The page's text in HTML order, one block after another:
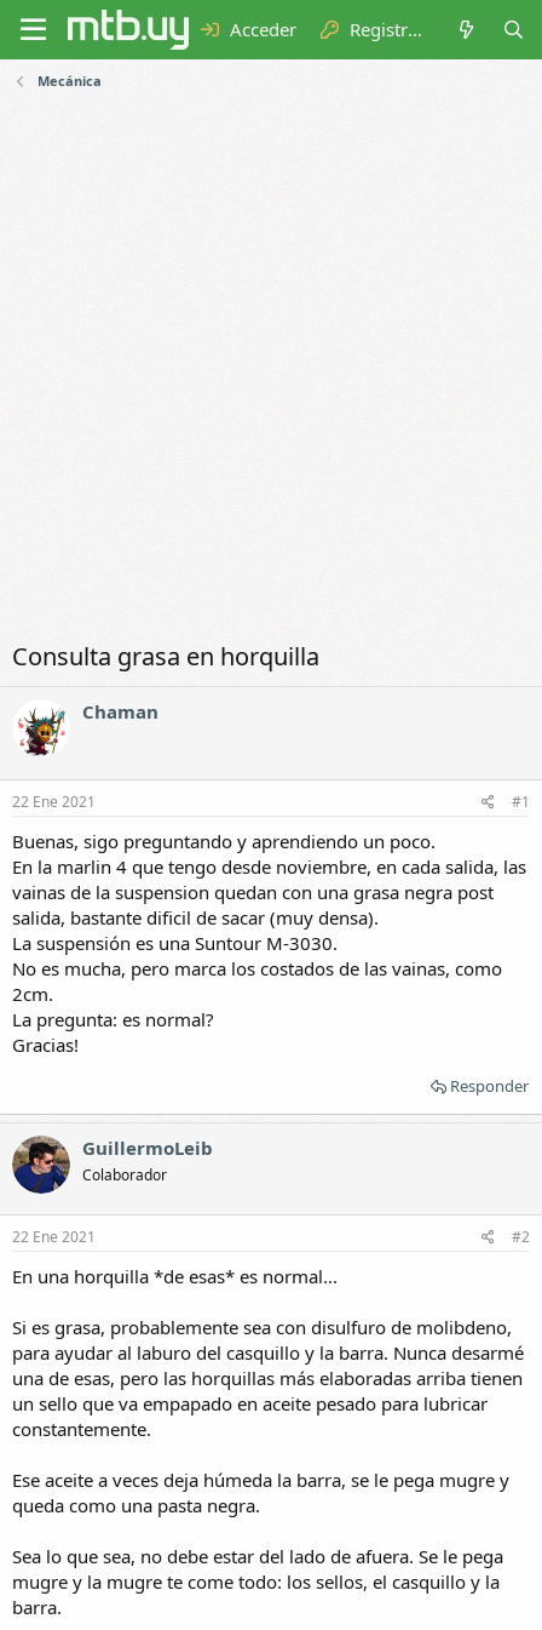
Acceder Registrarse
Mecánica
Consulta grasa en horquilla
Chaman
22 Ene 2021 #1
Buenas, sigo preguntando y aprendiendo un poco.
En la marlin 4 que tengo desde noviembre, en cada salida, las
vainas de la suspension quedan con una grasa negra post
salida, bastante dificil de sacar (muy densa).
La suspensión es una Suntour M-3030.
No es mucha, pero marca los costados de las vainas, como
2cm.
La pregunta: es normal?
Gracias!
Responder
GuillermoLeib
Colaborador
22 Ene 2021 #2
En una horquilla *de esas* es normal...
Si es grasa, probablemente sea con disulfuro de molibdeno,
para ayudar al laburo del casquillo y la barra. Nunca desarmé
una de esas, pero las horquillas más elaboradas arriba tienen
un sello que va empapado en aceite pesado para lubricar
constantemente.
Ese aceite a veces deja húmeda la barra, se le pega mugre y
queda como una pasta negra.
Sea lo que sea, no debe estar del lado de afuera. Se le pega
mugre y la mugre te come todo: los sellos, el casquillo y la
barra.